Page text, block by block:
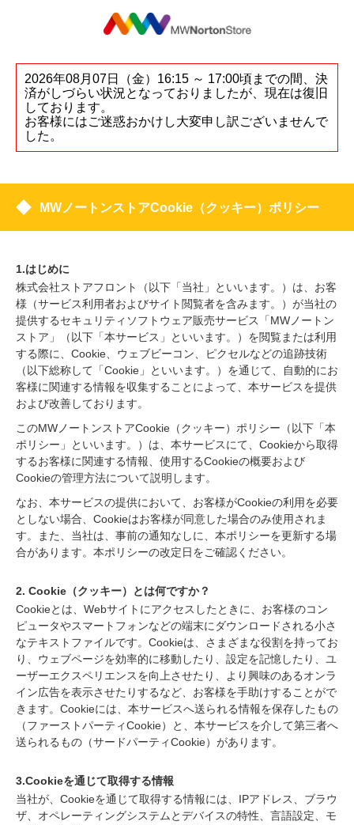
2026年08月07日（金）16:15 ～ 17:00頃までの間、決
済がしづらい状況となっておりましたが、現在は復旧
しております。
お客様にはご迷惑おかけし大変申し訳ございませんで
した。
MWノートンストアCookie（クッキー）ポリシー
1.はじめに
株式会社ストアフロント（以下「当社」といいます。）は、お客
様（サービス利用者およびサイト閲覧者を含みます。）が当社の
提供するセキュリティソフトウェア販売サービス「MWノートン
ストア」（以下「本サービス」といいます。）を閲覧または利用
する際に、Cookie、ウェブビーコン、ピクセルなどの追跡技術
（以下総称して「Cookie」といいます。）を通じて、自動的にお
客様に関連する情報を収集することによって、本サービスを提供
および改善しております。
このMWノートンストアCookie（クッキー）ポリシー（以下「本
ポリシー」といいます。）は、本サービスにて、Cookieから取得
するお客様に関連する情報、使用するCookieの概要および
Cookieの管理方法について説明します。
なお、本サービスの提供において、お客様がCookieの利用を必要
としない場合、Cookieはお客様が同意した場合のみ使用されま
す。また、当社は、事前の通知なしに、本ポリシーを更新する場
合があります。本ポリシーの改定日をご確認ください。
2. Cookie（クッキー）とは何ですか？
Cookieとは、Webサイトにアクセスしたときに、お客様のコン
ピュータやスマートフォンなどの端末にダウンロードされる小さ
なテキストファイルです。Cookieは、さまざまな役割を持ってお
り、ウェブページを効率的に移動したり、設定を記憶したり、ユ
ーザーエクスペリエンスを向上させたり、より興味のあるオンラ
イン広告を表示させたりするなど、お客様を手助けすることがで
きます。Cookieには、本サービスへ送られる情報を保存したもの
（ファーストパーティCookie）と、本サービスを介して第三者へ
送られるもの（サードパーティCookie）があります。
3.Cookieを通じて取得する情報
当社が、Cookieを通じて取得する情報には、IPアドレス、ブラウ
ザ、オペレーティングシステムとデバイスの特性、言語設定、モ